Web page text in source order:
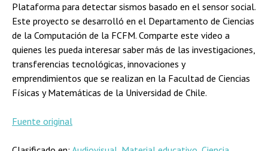
Plataforma para detectar sismos basado en el sensor social.
Este proyecto se desarrolló en el Departamento de Ciencias
de la Computación de la FCFM. Comparte este video a
quienes les pueda interesar saber más de las investigaciones,
transferencias tecnológicas, innovaciones y
emprendimientos que se realizan en la Facultad de Ciencias
Físicas y Matemáticas de la Universidad de Chile.
Fuente original